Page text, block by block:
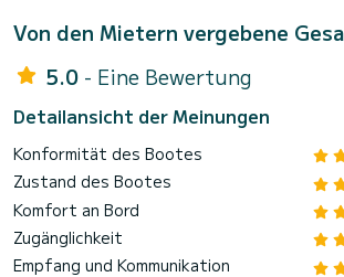
Von den Mietern vergebene
5.0 - Eine Bewertung
Detailansicht der Meinungen
Konformität des Bootes
Zustand des Bootes
Komfort an Bord
Zugänglichkeit
Empfang und Kommunikation